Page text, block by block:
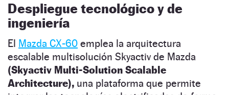
Despliegue tecnológico y de
ingeniería
El Mazda CX-60 emplea la arquitectura
escalable multisolución Skyactiv de Mazda
(Skyactiv Multi-Solution Scalable
Architecture), una plataforma que permite